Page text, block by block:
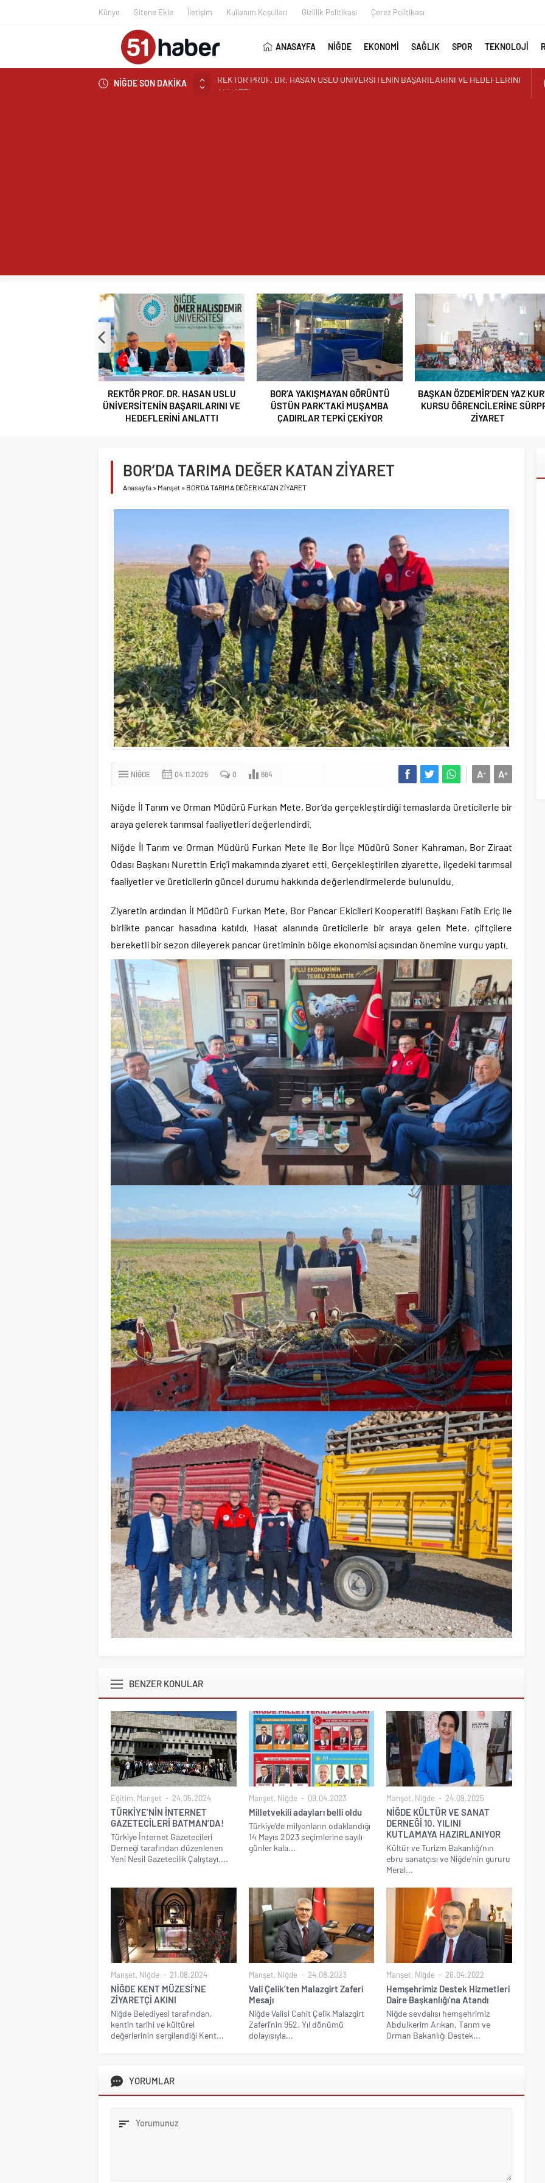
Künye Sitene Ekle İletişim Kullanım Koşulları Gizlilik Politikası Çerez Politikası
ANASAYFA NİĞDE EKONOMİ SAĞLIK SPOR TEKNOLOJİ
NİĞDE SON DAKİKA
BOR’A YAKIŞMAYAN GÖRÜNTÜ ÜSTÜN PARK’TAKİ MUŞAMBA ÇADIRLAR TEPKİ
TAŞA İŞLENEN SELÇUKLU MİRASI NİĞDE’DE YÜKSELİYOR
GÜLERCE KIR BAHÇESİ’NDE 90’LAR RÜZGÂRI ESECEK
BOR VEFASINI GÖSTERDİ
NİĞDE’Yİ KADRAJA TAŞIYAN YARIŞMA SONUÇLANDI
HAYIRSEVER ATIL EKEMEN’DEN EĞİTİME ANLAMLI DESTEK
BAKAN YARDIMCISI ALPASLAN KAVAKLIOĞLU’NUN ACI GÜNÜ
VALİ AKMEŞE ECEMİŞ ÇAYI’NDAKİ BALIK SALIM PROGRAMINA KATILDI
REKTÖR PROF. DR. HASAN USLU ÜNİVERSİTENİN BAŞARILARINI VE HEDEFLERİNİ
ANLATTI
BOR’A YAKIŞMAYAN GÖRÜNTÜ
ÜSTÜN PARK’TAKİ MUŞAMBA
ÇADIRLAR TEPKİ ÇEKİYOR
BAŞKAN ÖZDEMİR’DEN YAZ KUR’AN
KURSU ÖĞRENCİLERİNE SÜRPRİZ
ZİYARET
NİĞDE’DE BİR İLK AORT
TEVAR YÖNTEMİYLE
TEDAVİ EDİLDİ
BOR’DA TARIMA DEĞER KATAN ZİYARET
Anasayfa » Manşet » BOR’DA TARIMA DEĞER KATAN ZİYARET
NIĞDE 04.11.2025 0 664 A+
A-
Niğde İl Tarım ve Orman Müdürü Furkan Mete, Bor’da gerçekleştirdiği temaslarda üreticilerle bir
araya gelerek tarımsal faaliyetleri değerlendirdi.
Niğde İl Tarım ve Orman Müdürü Furkan Mete ile Bor İlçe Müdürü Soner Kahraman, Bor Ziraat
Odası Başkanı Nurettin Eriç’i makamında ziyaret etti. Gerçekleştirilen ziyarette, ilçedeki tarımsal
faaliyetler ve üreticilerin güncel durumu hakkında değerlendirmelerde bulunuldu.
Ziyaretin ardından İl Müdürü Furkan Mete, Bor Pancar Ekicileri Kooperatifi Başkanı Fatih Eriç ile
birlikte pancar hasadına katıldı. Hasat alanında üreticilerle bir araya gelen Mete, çiftçilere
bereketli bir sezon dileyerek pancar üretiminin bölge ekonomisi açısından önemine vurgu yaptı.
BENZER KONULAR
Eğitim, Manşet 24.05.2024
TÜRKİYE’NİN İNTERNET
GAZETECİLERİ BATMAN’DA!
Türkiye İnternet Gazetecileri
Derneği tarafından düzenlenen
Yeni Nesil Gazetecilik Çalıştayı,...
Manşet, Niğde 09.04.2023
Milletvekili adayları belli oldu
Türkiye’de milyonların odaklandığı
14 Mayıs 2023 seçimlerine sayılı
günler kala...
Manşet, Niğde 24.09.2025
NİĞDE KÜLTÜR VE SANAT
DERNEĞİ 10. YILINI
KUTLAMAYA HAZIRLANIYOR
Kültür ve Turizm Bakanlığı’nın
ebru sanatçısı ve Niğde’nin gururu
Meral...
Manşet, Niğde 21.08.2024
NİĞDE KENT MÜZESİ’NE
ZİYARETÇİ AKINI
Niğde Belediyesi tarafından,
kentin tarihi ve kültürel
değerlerinin sergilendiği Kent...
Manşet, Niğde 24.08.2023
Vali Çelik’ten Malazgirt Zaferi
Mesajı
Niğde Valisi Cahit Çelik Malazgirt
Zaferi’nin 952. Yıl dönümü
dolayısıyla...
Manşet, Niğde 26.04.2022
Hemşehrimiz Destek Hizmetleri
Daire Başkanlığı’na Atandı
Niğde sevdalısı hemşehrimiz
Abdulkerim Arıkan, Tarım ve
Orman Bakanlığı Destek...
YORUMLAR